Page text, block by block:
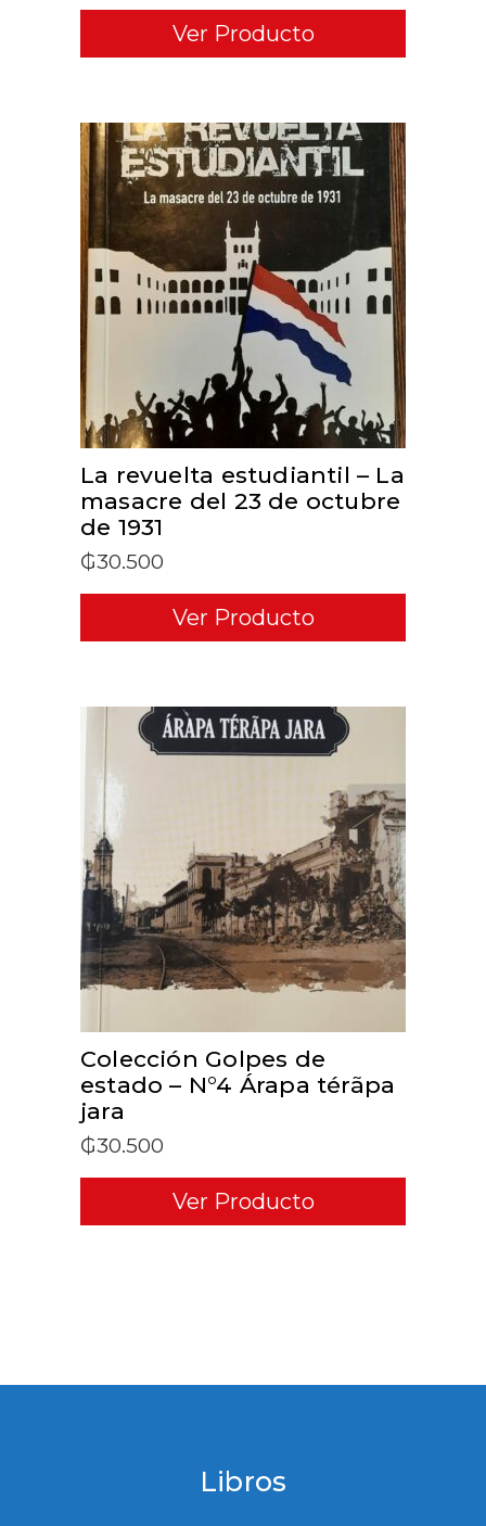
Ver Producto
ADD TO CART
La revuelta estudiantil – La
masacre del 23 de octubre
de 1931
₲30.500
Ver Producto
ADD TO CART
Colección Golpes de
estado – N°4 Árapa térãpa
jara
₲30.500
Ver Producto
Libros